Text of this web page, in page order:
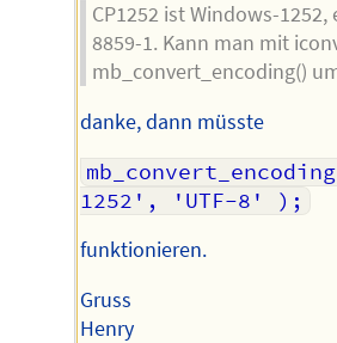
CP1252 ist Windows-
8859-1. Kann man mit
mb_convert_encoding()
danke, dann müsste
1252', 'UTF-8' );
funktionieren.
Gruss
Henry